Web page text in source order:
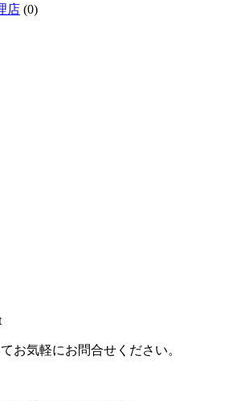
店 (0)
お気軽にお問合せください。